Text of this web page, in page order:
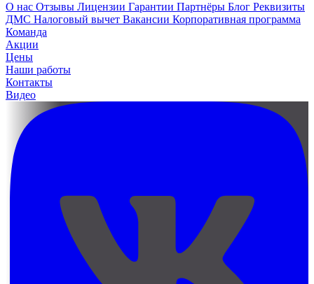
О нас Отзывы Лицензии Гарантии Партнёры Блог Реквизиты
ДМС Налоговый вычет Вакансии Корпоративная программа
Команда
Акции
Цены
Наши работы
Контакты
Видео